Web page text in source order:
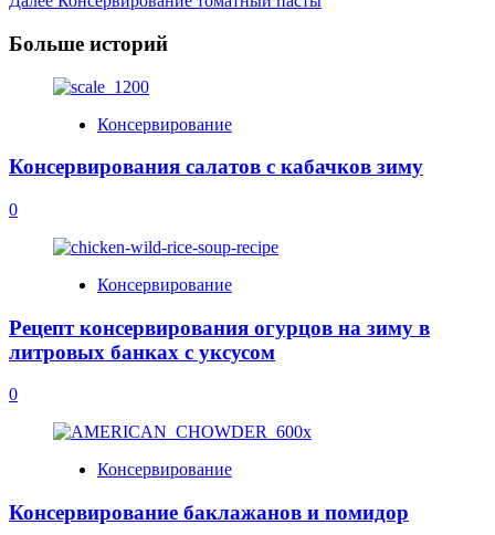
Navigation
Больше историй
Консервирование
Консервирования салатов с кабачков зиму
0
Консервирование
Рецепт консервирования огурцов на зиму в
литровых банках с уксусом
0
Консервирование
Консервирование баклажанов и помидор